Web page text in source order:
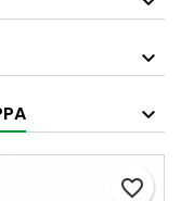
favorite_border